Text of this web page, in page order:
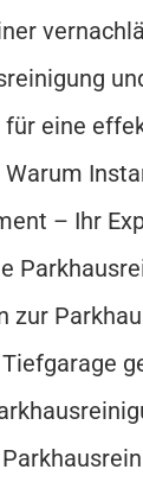
eine
– Ihr
zur